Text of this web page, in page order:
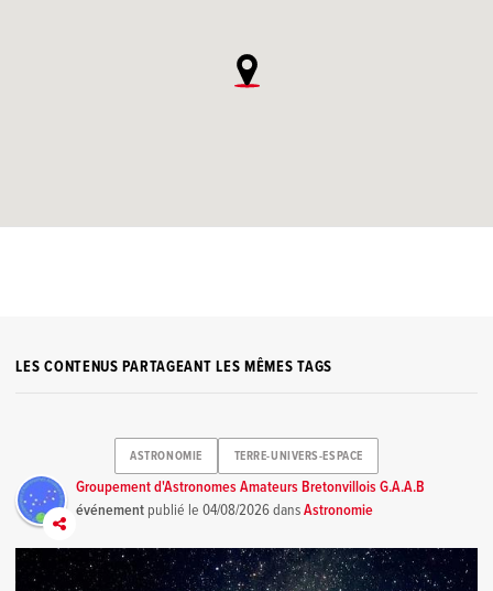
LES CONTENUS PARTAGEANT LES MÊMES TAGS
ASTRONOMIE TERRE-UNIVERS-ESPACE
Groupement d'Astronomes Amateurs Bretonvillois G.A.A.B
événement publié le04/08/2026dansAstronomie